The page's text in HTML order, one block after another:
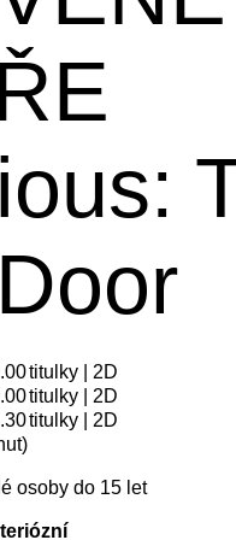
titulky | 2D
titulky | 2D
titulky | 2D
osoby do 15 let